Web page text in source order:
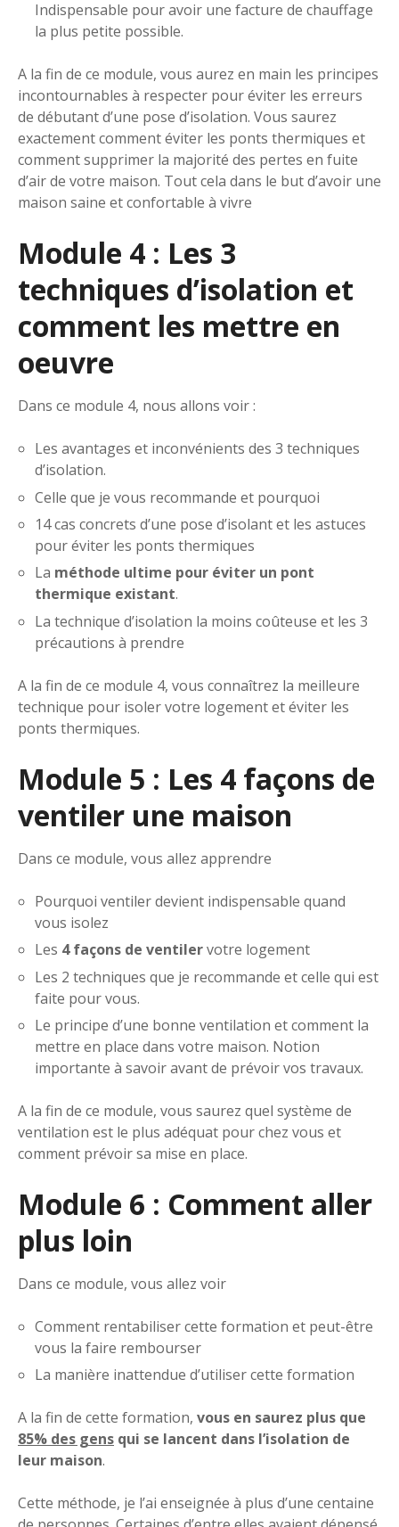
Indispensable pour avoir une facture de chauffage
la plus petite possible.
A la fin de ce module, vous aurez en main les principes
incontournables à respecter pour éviter les erreurs
de débutant d’une pose d’isolation. Vous saurez
exactement comment éviter les ponts thermiques et
comment supprimer la majorité des pertes en fuite
d’air de votre maison. Tout cela dans le but d’avoir une
maison saine et confortable à vivre
Module 4 : Les 3
techniques d’isolation et
comment les mettre en
oeuvre
Dans ce module 4, nous allons voir :
Les avantages et inconvénients des 3 techniques
d’isolation.
Celle que je vous recommande et pourquoi
14 cas concrets d’une pose d’isolant et les astuces
pour éviter les ponts thermiques
La méthode ultime pour éviter un pont
thermique existant.
La technique d’isolation la moins coûteuse et les 3
précautions à prendre
A la fin de ce module 4, vous connaîtrez la meilleure
technique pour isoler votre logement et éviter les
ponts thermiques.
Module 5 : Les 4 façons de
ventiler une maison
Dans ce module, vous allez apprendre
Pourquoi ventiler devient indispensable quand
vous isolez
Les 4 façons de ventilervotre logement
Les 2 techniques que je recommande et celle qui est
faite pour vous.
Le principe d’une bonne ventilation et comment la
mettre en place dans votre maison. Notion
importante à savoir avant de prévoir vos travaux.
A la fin de ce module, vous saurez quel système de
ventilation est le plus adéquat pour chez vous et
comment prévoir sa mise en place.
Module 6 : Comment aller
plus loin
Dans ce module, vous allez voir
Comment rentabiliser cette formation et peut-être
vous la faire rembourser
La manière inattendue d’utiliser cette formation
A la fin de cette formation, vous en saurez plus que
85% des gens qui se lancent dans l’isolation de
leur maison.
Cette méthode, je l’ai enseignée à plus d’une centaine